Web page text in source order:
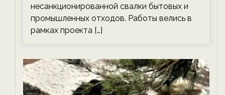
несанкционированной свалки бытовых и
промышленных отходов. Работы велись в
рамках проекта […]